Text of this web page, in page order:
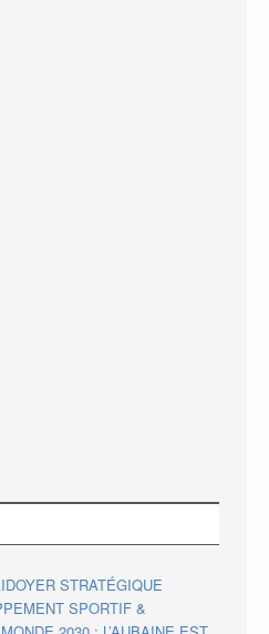
STRATÉGIQUE
SPORTIF &